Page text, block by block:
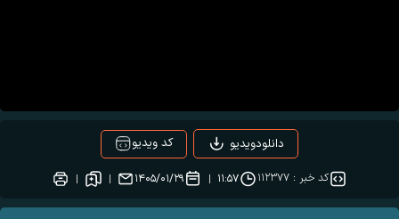
کد ویدیو دانلودویدیو
کد خبر :۱۱۲۳۷۷ ۱۱:۵۷ ۱۴۰۵/۰۱/۲۹